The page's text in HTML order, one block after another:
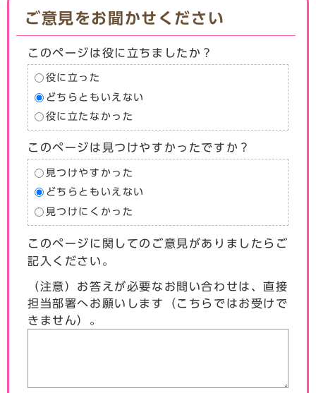
ご意見をお聞かせください
このページは役に立ちましたか？
役に立った
どちらともいえない
役に立たなかった
このページは見つけやすかったですか？
見つけやすかった
どちらともいえない
見つけにくかった
このページに関してのご意見がありましたらご
記入ください。
（注意）お答えが必要なお問い合わせは、直接
担当部署へお願いします（こちらではお受けで
きません）。